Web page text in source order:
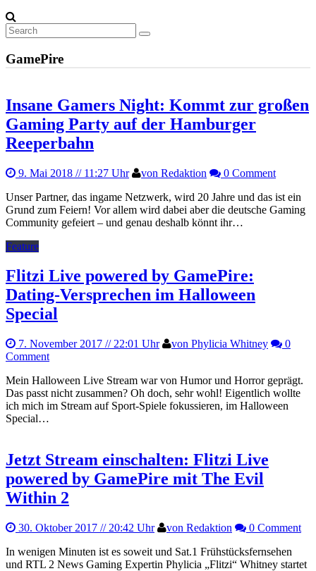
GamePire
Insane Gamers Night: Kommt zur großen
Gaming Party auf der Hamburger
Reeperbahn
9. Mai 2018 // 11:27 Uhr von Redaktion
0 Comment
Unser Partner, das ingame Netzwerk, wird 20 Jahre und das ist ein
Grund zum Feiern! Vor allem wird dabei aber die deutsche Gaming
Community gefeiert – und genau deshalb könnt ihr…
Feature
Flitzi Live powered by GamePire:
Dating-Versprechen im Halloween
Special
7. November 2017 // 22:01 Uhr von Phylicia Whitney
0
Comment
Mein Halloween Live Stream war von Humor und Horror geprägt.
Das passt nicht zusammen? Oh doch, sehr wohl! Eigentlich wollte
ich mich im Stream auf Sport-Spiele fokussieren, im Halloween
Special…
Jetzt Stream einschalten: Flitzi Live
powered by GamePire mit The Evil
Within 2
30. Oktober 2017 // 20:42 Uhr von Redaktion
0 Comment
In wenigen Minuten ist es soweit und Sat.1 Frühstücksfernsehen
und RTL 2 News Gaming Expertin Phylicia „Flitzi“ Whitney startet